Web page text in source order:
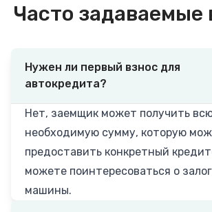
Часто задаваемые
Нужен ли первый взнос для
автокредита?
Нет, заемщик может получить
необходимую сумму, которую
предоставить конкретный
можете поинтересоваться о
машины.